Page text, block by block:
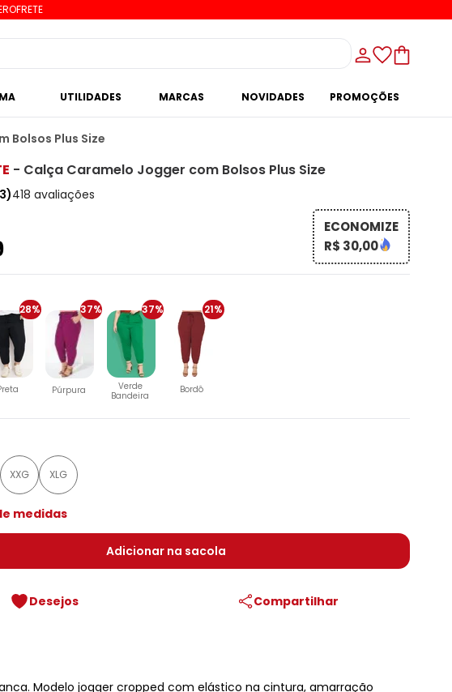
UTILIDADES MARCAS NOVIDADES PROMOÇÕES
Bolsos Plus Size
- Calça Caramelo Jogger com Bolsos Plus Size
)418 avaliações
ECONOMIZE
R$ 30,00
28% 37%
Púrpura
37%
Verde
Bandeira
21%
Bordô
XXG XLG
medidas
Adicionar na sacola
Desejos Compartilhar
Modelo jogger cropped com elástico na cintura, amarração